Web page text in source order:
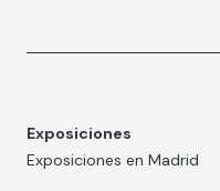
Exposiciones
Exposiciones en Madrid